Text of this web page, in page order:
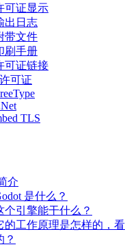
可证显示
出日志
带文件
刷手册
可证链接
可证
TLS
介
是什么？
个引擎能干什么？
的工作原理是怎样的，
？